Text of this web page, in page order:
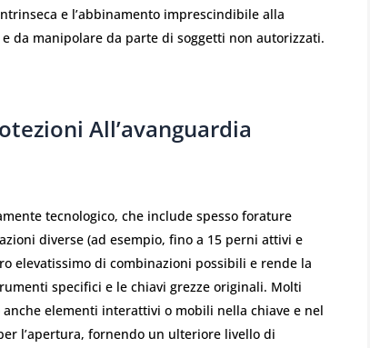
e l’abbinamento imprescindibile alla
da manipolare da parte di soggetti non autorizzati.
All’avanguardia
tecnologico, che include spesso forature
diverse (ad esempio, fino a 15 perni attivi e
elevatissimo di combinazioni possibili e rende la
specifici e le chiavi grezze originali. Molti
anche elementi interattivi o mobili nella chiave e nel
l’apertura, fornendo un ulteriore livello di